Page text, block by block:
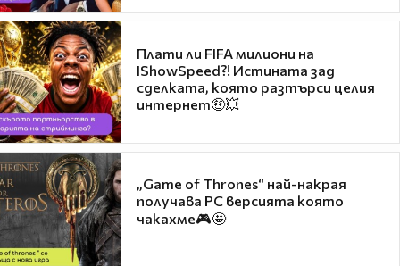
Плати ли FIFA милиони на
IShowSpeed?! Истината зад
сделката, която разтърси целия
интернет🤑💥
„Game of Thrones“ най-накрая
получава PC версията която
чакахме🎮🤩